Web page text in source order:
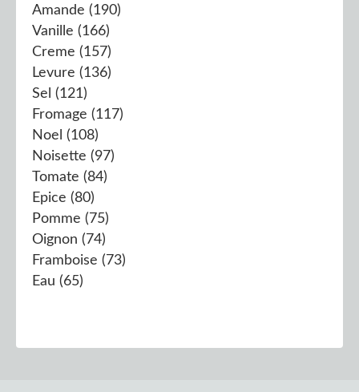
Amande (190)
Vanille (166)
Creme (157)
Levure (136)
Sel (121)
Fromage (117)
Noel (108)
Noisette (97)
Tomate (84)
Epice (80)
Pomme (75)
Oignon (74)
Framboise (73)
Eau (65)